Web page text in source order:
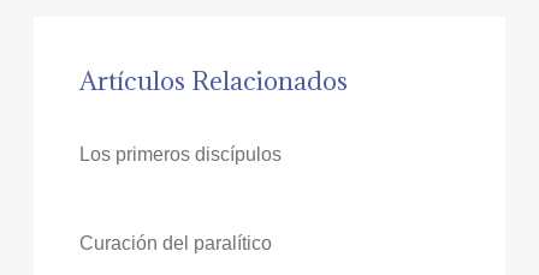
Artículos Relacionados
Los primeros discípulos
Curación del paralítico